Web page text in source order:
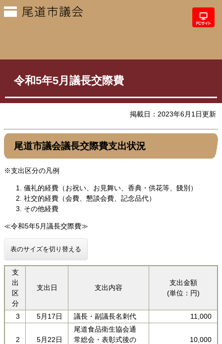
令和5年5月議長交際費
掲載日：2023年6月1日更新
尾道市議会議長交際費支出状況
※支出区分の凡例
儀礼的経費（お祝い、お見舞い、香典・供花等、餞別）
社交的経費（会費、懇談会費、記念品代）
その他経費
≪令和5年5月議長交際費≫
表のサイズを切り替える
支
出
区
分
支出日 支出内容
支出金額
(単位：円)
3 5月17日 議長・副議長名刺代 11,000
2 5月22日
尾道食品衛生協会通
常総会・表彰式後の
10,000